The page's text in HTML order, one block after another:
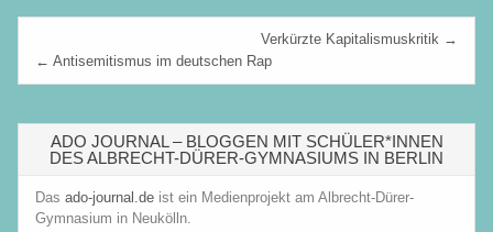
BeitragsnavigationVerkürzte Kapitalismuskritik →
← Antisemitismus im deutschen Rap
ADO JOURNAL – BLOGGEN MIT SCHÜLER*INNEN
DES ALBRECHT-DÜRER-GYMNASIUMS IN BERLIN
Das ado-journal.de ist ein Medienprojekt am Albrecht-Dürer-
Gymnasium in Neukölln.